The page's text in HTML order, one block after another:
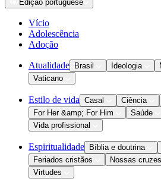
Edição portuguese
Vício
Adolescência
Adoção
Atualidade Brasil Ideologia
Vaticano
Estilo de vida Casal Ciência
For Her &amp; For Him
Saúde
Vida profissional
Espiritualidade Bíblia e doutrina
Feriados cristãos
Nossas cruzes
Virtudes